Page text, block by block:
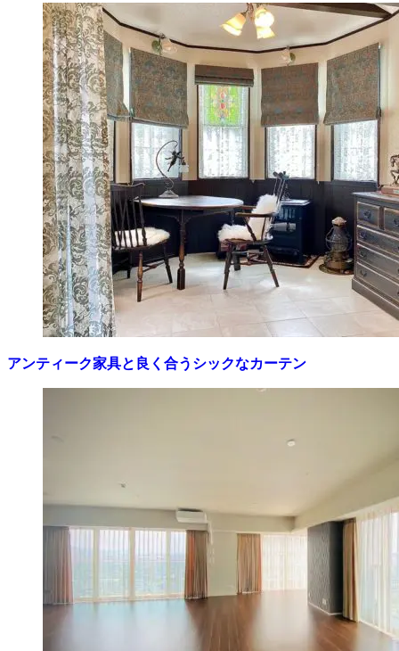
アンティーク家具と良く合うシックなカーテン